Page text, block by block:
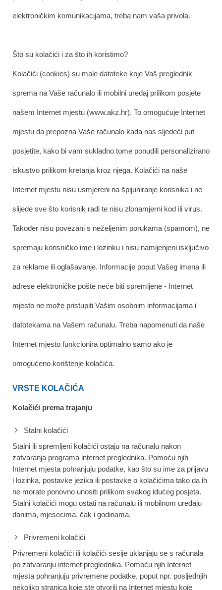
elektroničkim komunikacijama, treba nam vaša privola.
Što su kolačići i za što ih koristimo?
Kolačići (cookies) su male datoteke koje Vaš preglednik
sprema na Vaše računalo ili mobilni uređaj prilikom posjete
našem Internet mjestu (www.akz.hr). To omogućuje Internet
mjestu da prepozna Vaše računalo kada nas sljedeći put
posjetite, kako bi vam sukladno tome ponudili personalizirano
iskustvo prilikom kretanja kroz njega. Kolačići na naše
Internet mjestu nisu usmjereni na špijuniranje korisnika i ne
slijede sve što korisnik radi te nisu zlonamjerni kod ili virus.
Također nisu povezani s neželjenim porukama (spamom), ne
spremaju korisničko ime i lozinku i nisu namijenjeni isključivo
za reklame ili oglašavanje. Informacije poput Vašeg imena ili
adrese elektroničke pošte neće biti spremljene - Internet
mjesto ne može pristupiti Vašim osobnim informacijama i
datotekama na Vašem računalu. Treba napomenuti da naše
Internet mjesto funkcionira optimalno samo ako je
omogućeno korištenje kolačića.
VRSTE KOLAČIĆA
Kolačići prema trajanju
Stalni kolačići
Stalni ili spremljeni kolačići ostaju na računalu nakon
zatvaranja programa internet preglednika. Pomoću njih
Internet mjesta pohranjuju podatke, kao što su ime za prijavu
i lozinka, postavke jezika ili postavke o kolačićima tako da ih
ne morate ponovno unositi prilikom svakog idućeg posjeta.
Stalni kolačići mogu ostati na računalu ili mobilnom uređaju
danima, mjesecima, čak i godinama.
Privremeni kolačići
Privremeni kolačići ili kolačići sesije uklanjaju se s računala
po zatvaranju internet preglednika. Pomoću njih Internet
mjesta pohranjuju privremene podatke, poput npr. posljednjih
nekoliko stranica koje ste otvorili na Internet mjestu koje